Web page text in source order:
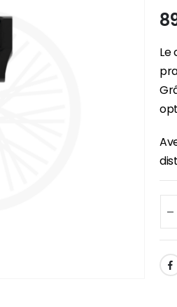
Le